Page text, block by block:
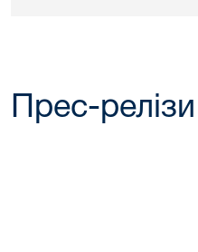
Прес-релізи